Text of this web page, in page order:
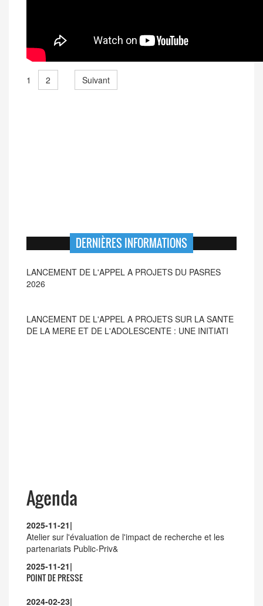
1 2 Suivant
DERNIÈRES INFORMATIONS
LANCEMENT DE L'APPEL A PROJETS SUR LA SANTE
Agenda
2025-11-21|
Atelier sur l'évaluation de l'impact de recherche et les
partenariats Public-Priv&
2025-11-21|
POINT DE PRESSE
2024-02-23|